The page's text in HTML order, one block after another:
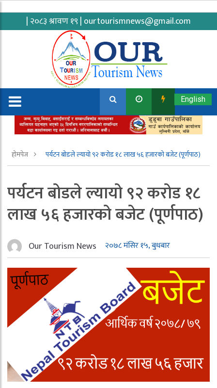
| २०८३ श्रावण १९ | ourtourismnews@gmail.com
English
होमपेज पर्यटन बोडले ल्यायो ९२ करोड १८ लाख ५६ हजारको बजेट (पूर्णपाठ)
पर्यटन बोडले ल्यायो ९२ करोड १८
लाख ५६ हजारको बजेट (पूर्णपाठ)
Our Tourism News २०७८ मंसिर १५, बुधबार